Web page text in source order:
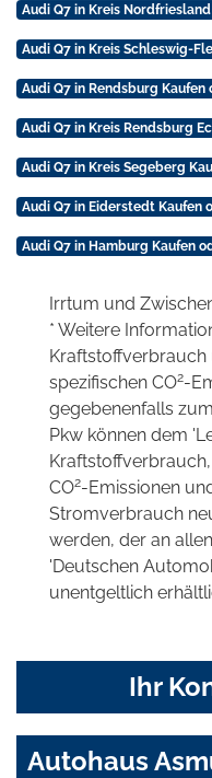
Audi Q7 in Kreis
Audi Q7 in Kreis Schleswig-
Audi Q7 in Rendsburg Kaufen
Audi Q7 in Kreis Rendsburg
Audi Q7 in Kreis Segeberg
Audi Q7 in Eiderstedt Kaufen
Audi Q7 in Hamburg Kaufen
Irrtum und
* Weitere
Kraftstoffverbrauch
spezifischen CO2-
gegebenenfalls
Pkw können dem
CO2-Emissionen
Stromverbrauch
werden, der an
'Deutschen
unentgeltlich
Ihr
Autohaus